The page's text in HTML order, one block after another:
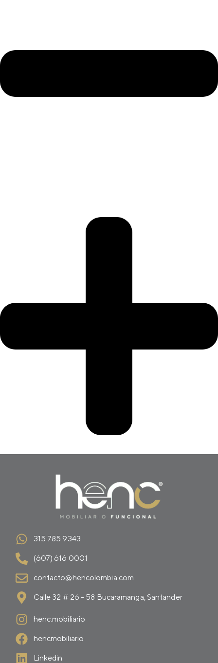
315 785 9343
(607) 616 0001
contacto@hencolombia.com
Calle 32 # 26 - 58 Bucaramanga, Santander
henc.mobiliario
hencmobiliario
Linkedin